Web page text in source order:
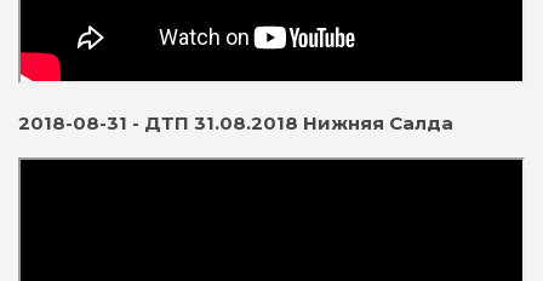
2018-08-31 - ДТП 31.08.2018 Нижняя Салда